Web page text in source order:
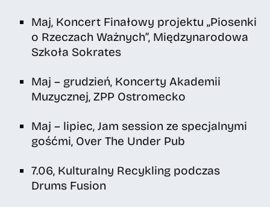
Maj, Koncert Finałowy projektu „Piosenki
o Rzeczach Ważnych”, Międzynarodowa
Szkoła Sokrates
Maj – grudzień, Koncerty Akademii
Muzycznej, ZPP Ostromecko
Maj – lipiec, Jam session ze specjalnymi
gośćmi, Over The Under Pub
7.06, Kulturalny Recykling podczas
Drums Fusion